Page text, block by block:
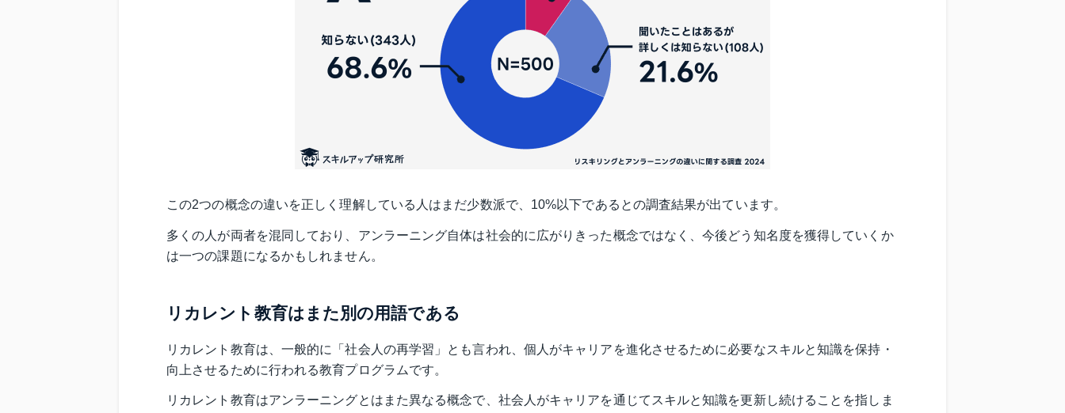
この2つの概念の違いを正しく理解している人はまだ少数派で、10%以下であるとの調査結果が出ています。
多くの人が両者を混同しており、アンラーニング自体は社会的に広がりきった概念ではなく、今後どう知名度を獲得していくか
は一つの課題になるかもしれません。
リカレント教育はまた別の用語である
リカレント教育は、一般的に「社会人の再学習」とも言われ、個人がキャリアを進化させるために必要なスキルと知識を保持・
向上させるために行われる教育プログラムです。
リカレント教育はアンラーニングとはまた異なる概念で、社会人がキャリアを通じてスキルと知識を更新し続けることを指しま